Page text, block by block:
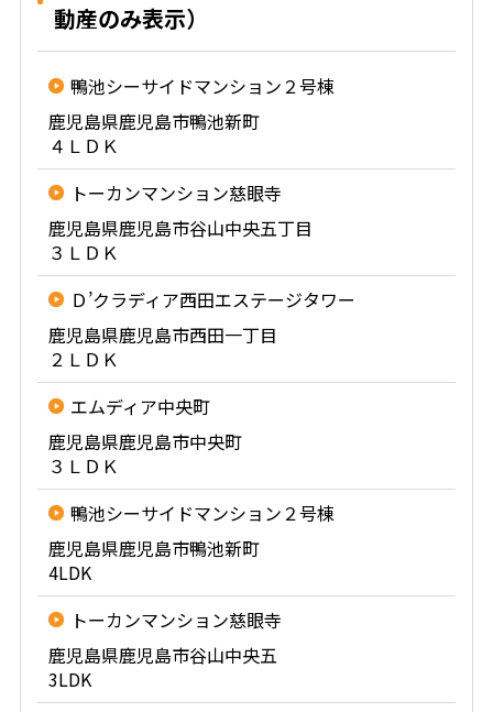
動産のみ表示）
鴨池シーサイドマンション２号棟
鹿児島県鹿児島市鴨池新町
４ＬＤＫ
トーカンマンション慈眼寺
鹿児島県鹿児島市谷山中央五丁目
３ＬＤＫ
Ｄ’クラディア西田エステージタワー
鹿児島県鹿児島市西田一丁目
２ＬＤＫ
エムディア中央町
鹿児島県鹿児島市中央町
３ＬＤＫ
鴨池シーサイドマンション２号棟
鹿児島県鹿児島市鴨池新町
4LDK
トーカンマンション慈眼寺
鹿児島県鹿児島市谷山中央五
3LDK